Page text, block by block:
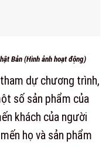
Bản (Hình ảnh hoạt động)
dự chương trình,
số sản phẩm của
khách của người
họ và sản phẩm